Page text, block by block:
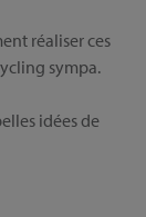
réaliser ces
sympa.
idées de